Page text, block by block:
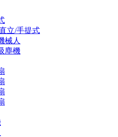
立/手提式
械人
塵機